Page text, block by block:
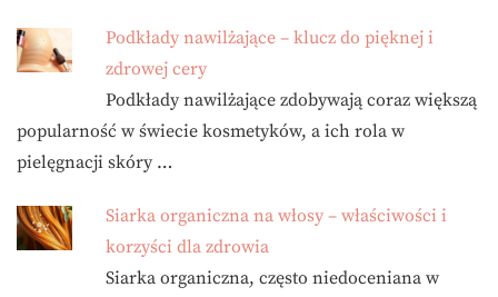
Podkłady nawilżające – klucz do pięknej i
zdrowej cery
Podkłady nawilżające zdobywają coraz większą
popularność w świecie kosmetyków, a ich rola w
pielęgnacji skóry …
Siarka organiczna na włosy – właściwości i
korzyści dla zdrowia
Siarka organiczna, często niedoceniana w